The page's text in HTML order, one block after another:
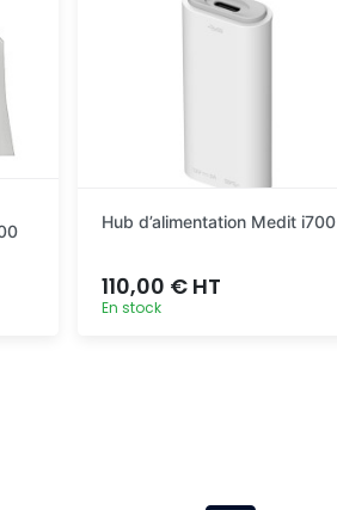
Hub d’alimentation Medit i700
110,00 € HT
En stock